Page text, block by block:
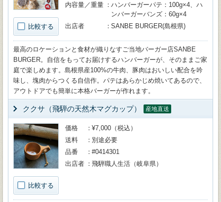
比較する
内容量／重量
ハンバーガーパテ：100g×4、ハ
ンバーガーバンズ：60g×4
出店者
SANBE BURGER(島根県)
最高のロケーションと食材が織りなすご当地バーガー店SANBE
BURGER。自信をもってお届けするハンバーガーが、そのままご家
庭で楽しめます。島根県産100%の牛肉、豚肉はおいしい配合を吟
味し、塊肉からつくる自信作。パテはあらかじめ焼いてあるので、
アウトドアでも簡単に本格バーガーが作れます。
ククサ（飛騨の天然木マグカップ） 産地直送
比較する
価格
¥7,000（税込）
送料
別途必要
品番
#0414301
出店者
飛騨職人生活（岐阜県）